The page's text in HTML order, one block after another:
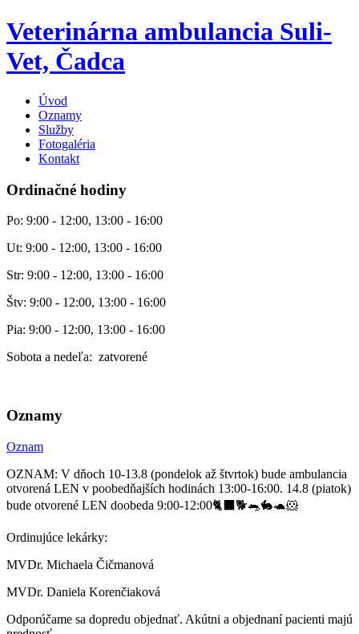
Veterinárna ambulancia Suli-
Vet, Čadca
Úvod
Oznamy
Služby
Fotogaléria
Kontakt
Ordinačné hodiny
Po: 9:00 - 12:00, 13:00 - 16:00
Ut: 9:00 - 12:00, 13:00 - 16:00
Str: 9:00 - 12:00, 13:00 - 16:00
Štv: 9:00 - 12:00, 13:00 - 16:00
Pia: 9:00 - 12:00, 13:00 - 16:00
Sobota a nedeľa: zatvorené
Oznamy
Oznam
OZNAM: V dňoch 10-13.8 (pondelok až štvrtok) bude ambulancia
otvorená LEN v poobedňajších hodinách 13:00-16:00. 14.8 (piatok)
bude otvorené LEN doobeda 9:00-12:00🐈‍⬛🐕🐀🐇🐢🐹
Ordinujúce lekárky:
MVDr. Michaela Čičmanová
MVDr. Daniela Korenčiaková
Odporúčame sa dopredu objednať. Akútni a objednaní pacienti majú